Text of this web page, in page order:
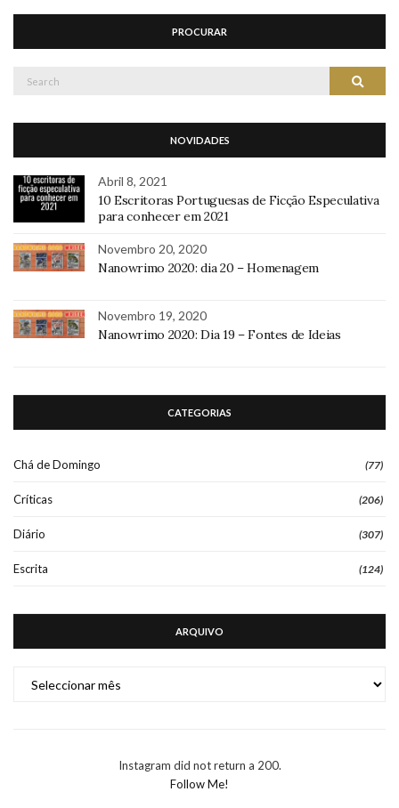
PROCURAR
Search
Search
NOVIDADES
Abril 8, 2021
10 Escritoras Portuguesas de Ficção Especulativa
para conhecer em 2021
Novembro 20, 2020
Nanowrimo 2020: dia 20 – Homenagem
Novembro 19, 2020
Nanowrimo 2020: Dia 19 – Fontes de Ideias
CATEGORIAS
Chá de Domingo (77)
Críticas (206)
Diário (307)
Escrita (124)
ARQUIVO
Instagram did not return a 200.
Follow Me!